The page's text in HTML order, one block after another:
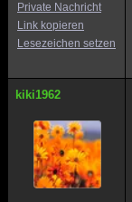
Private Nachricht
Link kopieren
Lesezeichen setzen
kiki1962